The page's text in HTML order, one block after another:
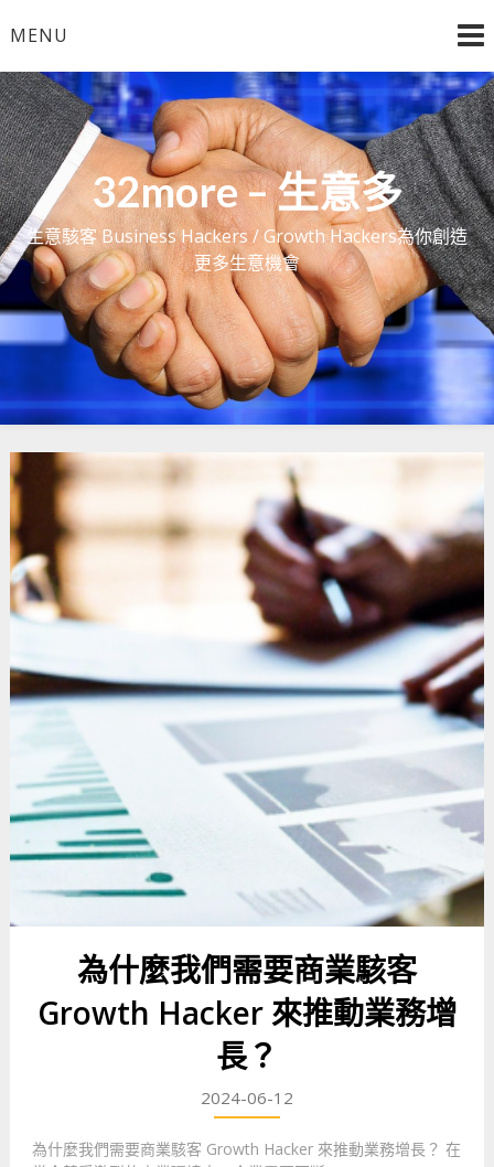
toMENU
32more – 生意多
生意駭客 Business Hackers / Growth Hackers為你創造
更多生意機會
為什麼我們需要商業駭客
Growth Hacker 來推動業務增
長？
2024-06-12
為什麼我們需要商業駭客 Growth Hacker 來推動業務增長？ 在